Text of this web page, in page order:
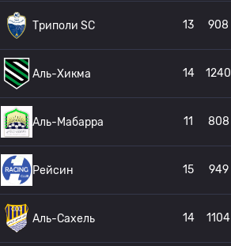
Триполи SC 13 908
Аль-Хикма 14 1240
Аль-Мабарра 11 808
Рейсин 15 949
Аль-Сахель 14 1104